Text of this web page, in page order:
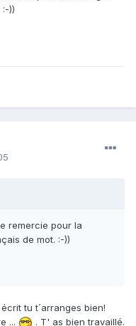
))
remercie pour la
de mot. :-))
tu t´arranges bien!
...
. T' as bien travaillé.